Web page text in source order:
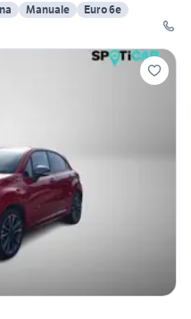
Manuale
Euro 6e